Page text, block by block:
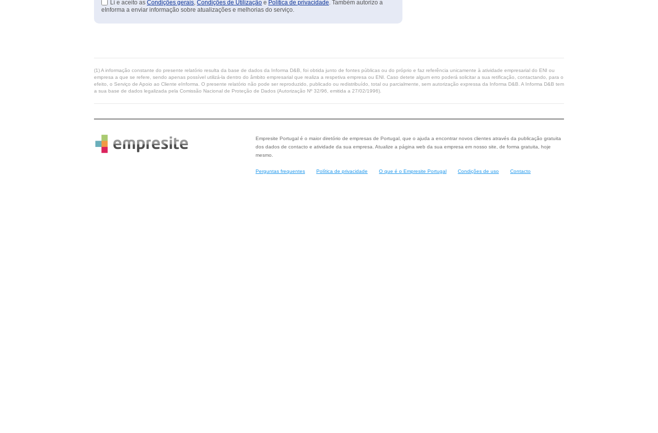
Li e aceito as Condições gerais, Condições de Utilização e Política de privacidade. Também autorizo a
eInforma a enviar informação sobre atualizações e melhorias do serviço.
(1) A informação constante do presente relatório resulta da base de dados da Informa D&B, foi obtida junto de fontes públicas ou do próprio e faz referência unicamente à atividade empresarial do ENI ou
empresa a que se refere, sendo apenas possível utilizá-la dentro do âmbito empresarial que realiza a respetiva empresa ou ENI. Caso detete algum erro poderá solicitar a sua retificação, contactando, para o
efeito, o Serviço de Apoio ao Cliente eInforma. O presente relatório não pode ser reproduzido, publicado ou redistribuído, total ou parcialmente, sem autorização expressa da Informa D&B. A Informa D&B tem
a sua base de dados legalizada pela Comissão Nacional de Proteção de Dados (Autorização Nº 32/96, emitida a 27/02/1996).
Empresite Portugal é o maior diretório de empresas de Portugal, que o ajuda a encontrar novos clientes através da publicação gratuita
dos dados de contacto e atividade da sua empresa. Atualize a página web da sua empresa em nosso site, de forma gratuita, hoje
mesmo.
Perguntas frequentes Política de privacidade O que é o Empresite Portugal Condições de uso Contacto